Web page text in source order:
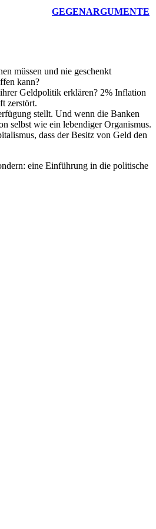
GEGENARGUMENTE
müssen und nie geschenkt
kann?
Geldpolitik erklären? 2% Inflation
zerstört.
stellt. Und wenn die Banken
selbst wie ein lebendiger Organismus.
dass der Besitz von Geld den
eine Einführung in die politische